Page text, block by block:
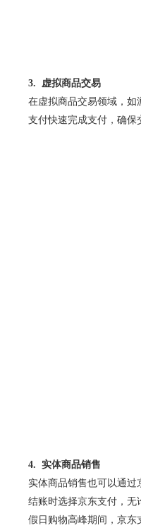
3. 虚拟商品交易
在虚拟商品交易领域，如
支付快速完成支付，确保
4. 实体商品销售
实体商品销售也可以通
结账时选择京东支付，无
假日购物高峰期间，京东